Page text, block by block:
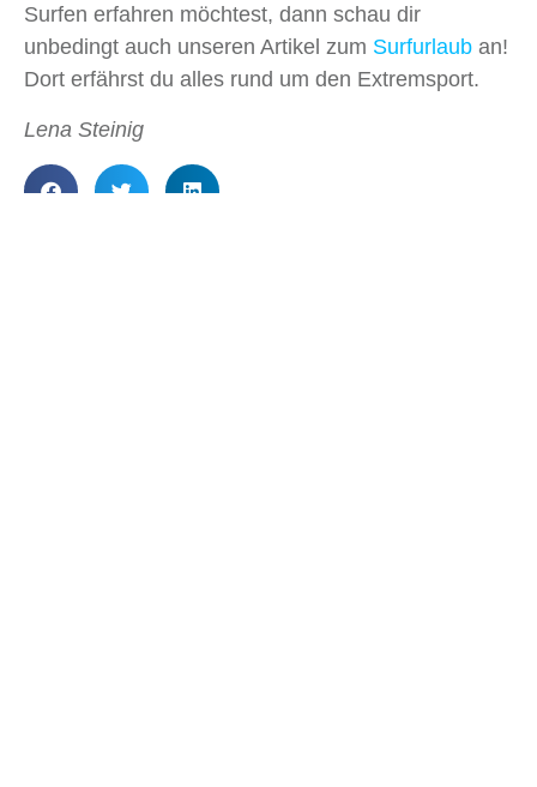
Surfen erfahren möchtest, dann schau dir
unbedingt auch unseren Artikel zum Surfurlaub an!
Dort erfährst du alles rund um den Extremsport.
Lena Steinig